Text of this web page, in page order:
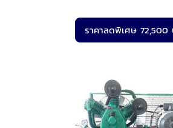
ราคาลดพิเศษ 72,500